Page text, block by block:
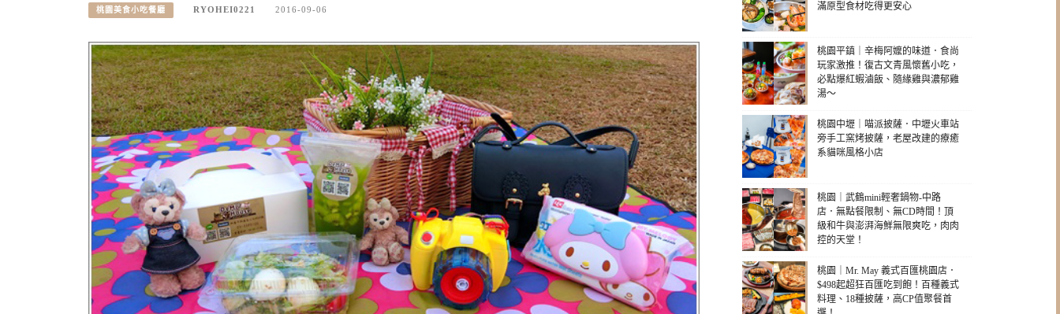
桃園美食小吃餐廳 RYOHEI0221 2016-09-06
滿原型食材吃得更安心
桃園平鎮｜辛梅阿嬤的味道．食尚
玩家激推！復古文青風懷舊小吃，
必點爆紅蝦滷飯、隨緣雞與濃郁雞
湯～
桃園中壢｜喵派披薩．中壢火車站
旁手工窯烤披薩，老屋改建的療癒
系貓咪風格小店
桃園｜武鶴mini輕奢鍋物-中路
店．無點餐限制、無CD時間！頂
級和牛與澎湃海鮮無限爽吃，肉肉
控的天堂！
桃園｜Mr. May 義式百匯桃園店．
$498起超狂百匯吃到飽！百種義式
料理、18種披薩，高CP值聚餐首